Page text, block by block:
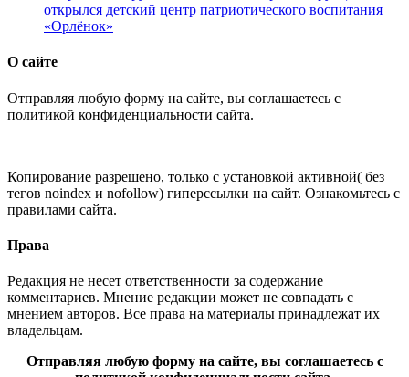
открылся детский центр патриотического воспитания
«Орлёнок»
О сайте
Отправляя любую форму на сайте, вы соглашаетесь с
политикой конфиденциальности сайта.
Копирование разрешено, только с установкой активной( без
тегов noindex и nofollow) гиперссылки на сайт. Ознакомьтесь с
правилами сайта.
Права
Редакция не несет ответственности за содержание
комментариев. Мнение редакции может не совпадать с
мнением авторов. Все права на материалы принадлежат их
владельцам.
Отправляя любую форму на сайте, вы соглашаетесь с